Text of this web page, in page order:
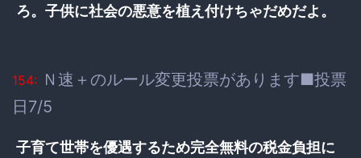
ろ。子供に社会の悪意を植え付けちゃだめだよ。
154: Ｎ速＋のルール変更投票があります■投票
日7/5
子育て世帯を優遇するため完全無料の税金負担に